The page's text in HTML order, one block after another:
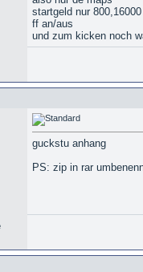
startgeld nur 800,16000
ff an/aus
und zum kicken noch
guckstu anhang
PS: zip in rar